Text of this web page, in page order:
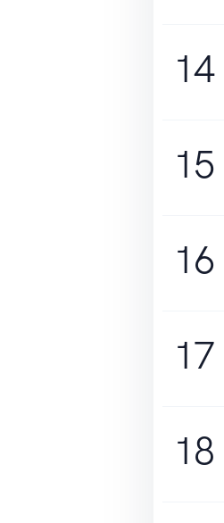
14
15
16
17
18